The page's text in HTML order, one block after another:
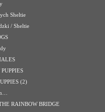
Sheltie
/ Sheltie
(2)
RAINBOW BRIDGE